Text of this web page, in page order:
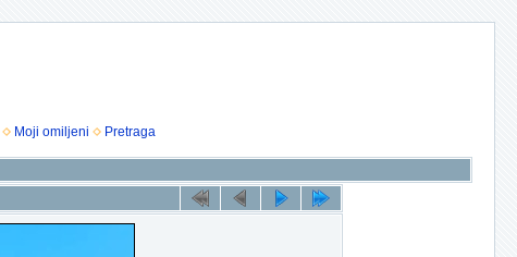
Moji omiljeni Pretraga